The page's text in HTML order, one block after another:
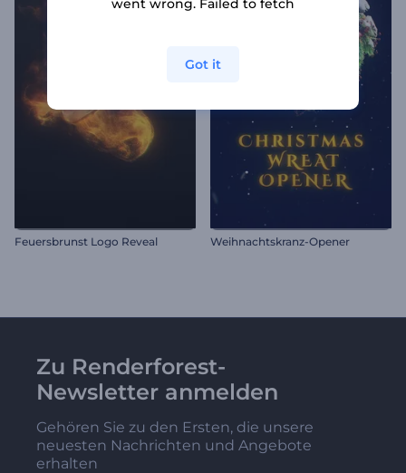
Feuersbrunst Logo Reveal Weihnachtskranz-Opener
Zu Renderforest-
Newsletter anmelden
Gehören Sie zu den Ersten, die unsere
neuesten Nachrichten und Angebote
erhalten
Got it